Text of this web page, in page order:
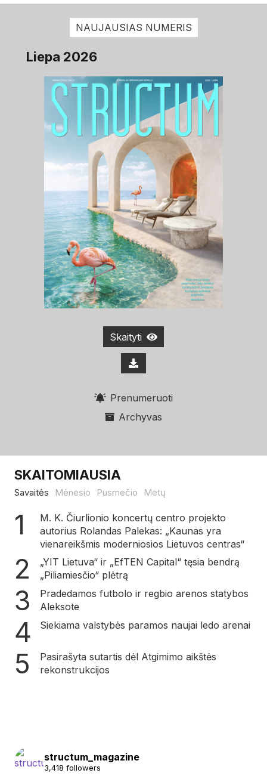
NAUJAUSIAS NUMERIS
Liepa 2026
Skaityti
Prenumeruoti
Archyvas
SKAITOMIAUSIA
Savaitės Mėnesio Pusmečio Metų
M. K. Čiurlionio koncertų centro projekto
autorius Rolandas Palekas: „Kaunas yra
vienareikšmis moderniosios Lietuvos centras“
„YIT Lietuva“ ir „EfTEN Capital“ tęsia bendrą
„Piliamiesčio“ plėtrą
Pradedamos futbolo ir regbio arenos statybos
Aleksote
Siekiama valstybės paramos naujai ledo arenai
Pasirašyta sutartis dėl Atgimimo aikštės
rekonstrukcijos
structum_magazine
3,418 followers